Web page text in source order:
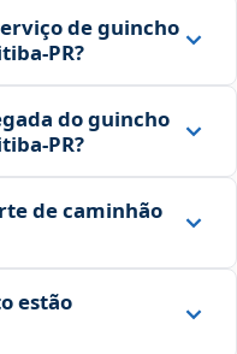
de guincho
do guincho
de caminhão
estão